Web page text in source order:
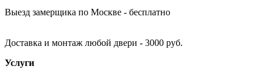
Выезд замерщика по Москве - бесплатно
Доставка и монтаж любой двери - 3000 руб.
Услуги